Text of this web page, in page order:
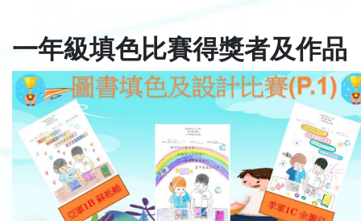
一年級填色比賽得獎者及作品